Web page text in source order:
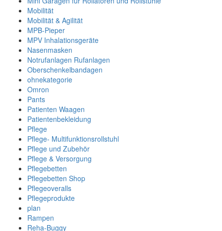
Mobilität
Mobilität & Agilität
MPB-Pieper
MPV Inhalationsgeräte
Nasenmasken
Notrufanlagen Rufanlagen
Oberschenkelbandagen
ohnekategorie
Omron
Pants
Patienten Waagen
Patientenbekleidung
Pflege
Pflege- Multifunktionsrollstuhl
Pflege und Zubehör
Pflege & Versorgung
Pflegebetten
Pflegebetten Shop
Pflegeoveralls
Pflegeprodukte
plan
Rampen
Reha-Buggy